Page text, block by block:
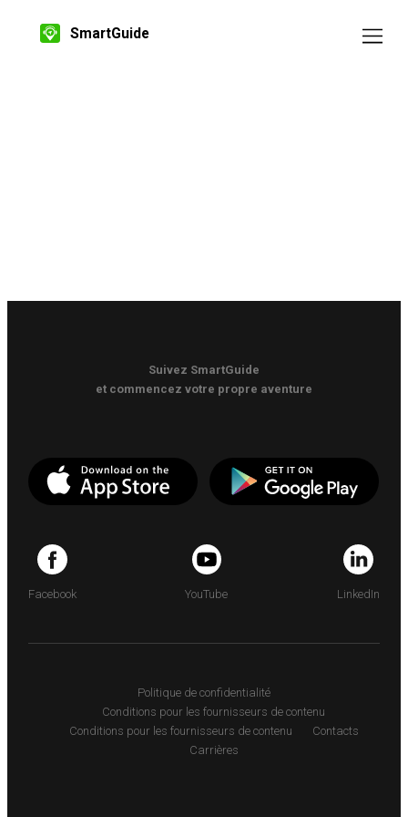
SmartGuide
Suivez SmartGuide
et commencez votre propre aventure
Facebook YouTube LinkedIn
Politique de confidentialité
Conditions pour les fournisseurs de contenu
Conditions pour les fournisseurs de contenu
Contacts
Carrières